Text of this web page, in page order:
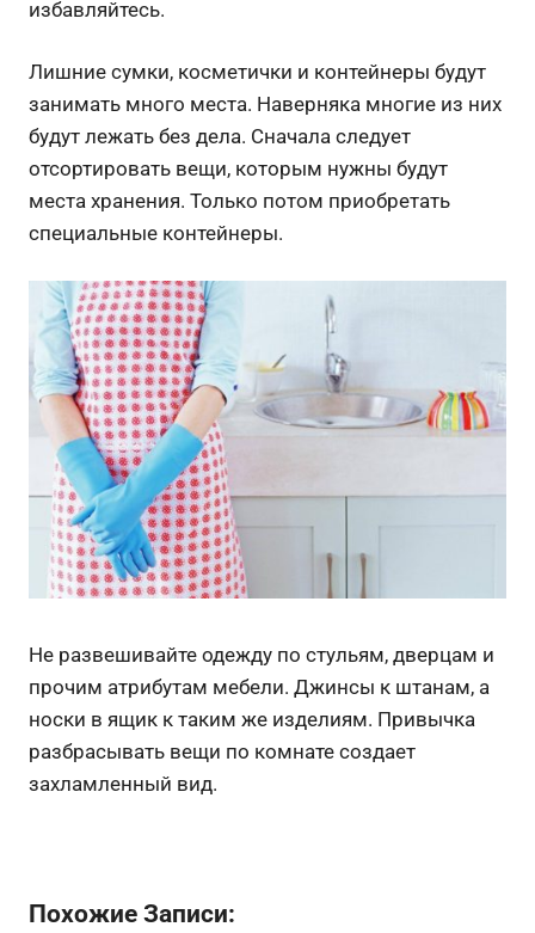
избавляйтесь.
Лишние сумки, косметички и контейнеры будут
занимать много места. Наверняка многие из них
будут лежать без дела. Сначала следует
отсортировать вещи, которым нужны будут
места хранения. Только потом приобретать
специальные контейнеры.
Не развешивайте одежду по стульям, дверцам и
прочим атрибутам мебели. Джинсы к штанам, а
носки в ящик к таким же изделиям. Привычка
разбрасывать вещи по комнате создает
захламленный вид.
Похожие Записи: